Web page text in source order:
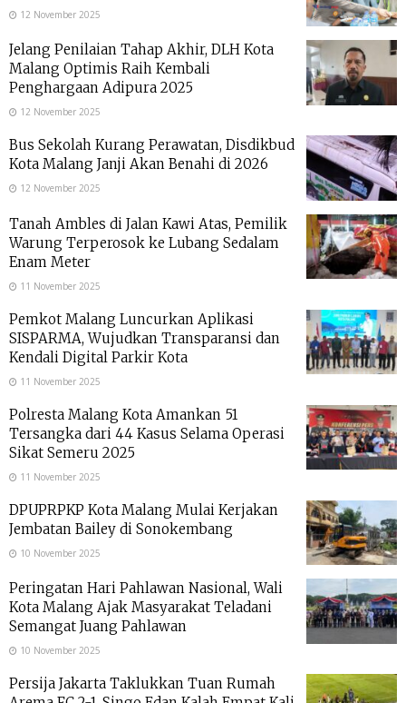
12 November 2025
Jelang Penilaian Tahap Akhir, DLH Kota
Malang Optimis Raih Kembali
Penghargaan Adipura 2025
12 November 2025
Bus Sekolah Kurang Perawatan, Disdikbud
Kota Malang Janji Akan Benahi di 2026
12 November 2025
Tanah Ambles di Jalan Kawi Atas, Pemilik
Warung Terperosok ke Lubang Sedalam
Enam Meter
11 November 2025
Pemkot Malang Luncurkan Aplikasi
SISPARMA, Wujudkan Transparansi dan
Kendali Digital Parkir Kota
11 November 2025
Polresta Malang Kota Amankan 51
Tersangka dari 44 Kasus Selama Operasi
Sikat Semeru 2025
11 November 2025
DPUPRPKP Kota Malang Mulai Kerjakan
Jembatan Bailey di Sonokembang
10 November 2025
Peringatan Hari Pahlawan Nasional, Wali
Kota Malang Ajak Masyarakat Teladani
Semangat Juang Pahlawan
10 November 2025
Persija Jakarta Taklukkan Tuan Rumah